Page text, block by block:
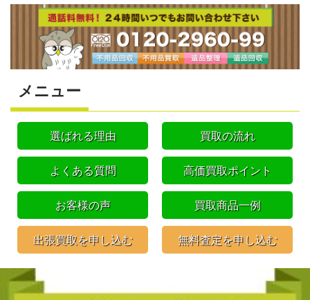
メニュー
選ばれる理由 買取の流れ
よくある質問 高価買取ポイント
お客様の声 買取商品一例
出張買取を申し込む 無料査定を申し込む